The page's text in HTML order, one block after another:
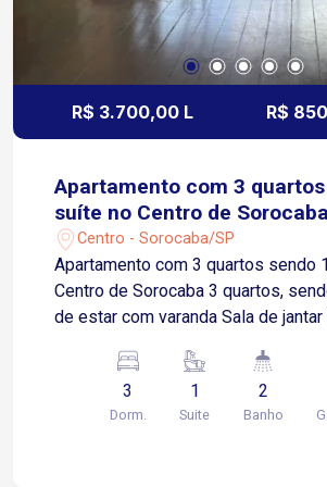
R$ 3.700,00 L R$
Apartamento com 3 quartos
suíte no Centro de Sorocaba
Centro - Sorocaba/SP
Apartamento com 3 quartos sendo
Centro de Sorocaba 3 quartos, sendo 1 suíte Sala
de estar com varanda Sala de jantar
vagas de garagem cobertas Imóvel
ambientes amplos, bem iluminados
distribuição dos espaços,
3
Dorm.
1
Suite
2
Banho